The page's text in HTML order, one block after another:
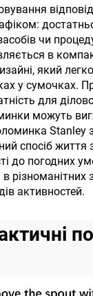
чи
в
який
у сумочках.
для
можуть
Stanley
спосіб життя
до погодних
різноманітних
активностей.